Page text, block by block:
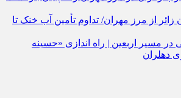
از ۲.۵ میلیون زائر از مرز مهران/ تداوم تأمین آب خنک تا
در مسیر اربعین | راه‌ اندازی «حسینه
دهلران